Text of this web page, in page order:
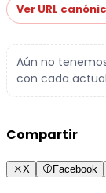
Ver URL
Aún no
con cada
Compartir
X Facebook